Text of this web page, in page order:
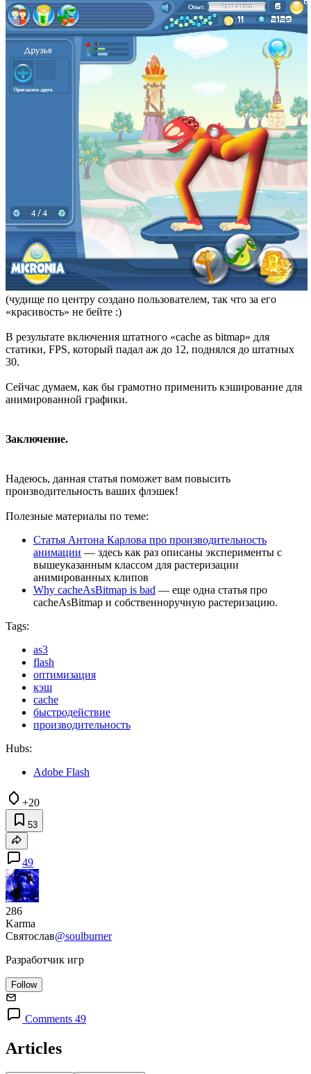
(чудище по центру создано пользователем, так что за его
«красивость» не бейте :)
В результате включения штатного «cache as bitmap» для
статики, FPS, который падал аж до 12, поднялся до штатных
30.
Сейчас думаем, как бы грамотно применить кэширование для
анимированной графики.
Заключение.
Надеюсь, данная статья поможет вам повысить
производительность ваших флэшек!
Полезные материалы по теме:
Статья Антона Карлова про производительность
анимации — здесь как раз описаны эксперименты с
вышеуказанным классом для растеризации
анимированных клипов
Why cacheAsBitmap is bad — еще одна статья про
cacheAsBitmap и собственноручную растеризацию.
Tags:
as3
flash
оптимизация
кэш
cache
быстродействие
производительность
Hubs:
Adobe Flash
+20
53
49
286
Karma
Святослав@soulburner
Разработчик игр
Follow
Comments 49
Articles